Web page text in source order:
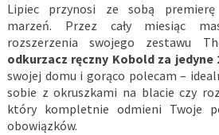
Lipiec przynosi ze sobą premierę
marzeń. Przez cały miesiąc
rozszerzenia swojego zestawu
odkurzacz ręczny Kobold za jedyne
swojej domu i gorąco polecam –
sobie z okruszkami na blacie czy
który kompletnie odmieni Twoje
obowiązków.